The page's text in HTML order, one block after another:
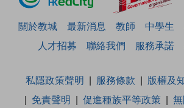
關於教城 最新消息 教師 中學生
人才招募
聯絡我們 服務承諾
私隱政策聲明 服務條款
版權及
免責聲明
促進種族平等政策